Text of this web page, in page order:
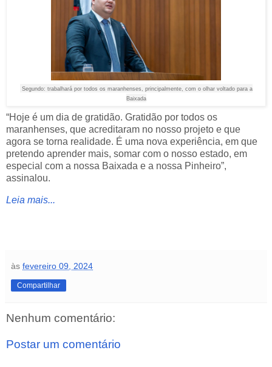
Segundo: trabalhará por todos os maranhenses, principalmente, com o olhar voltado para a
Baixada
“Hoje é um dia de gratidão. Gratidão por todos os
maranhenses, que acreditaram no nosso projeto e que
agora se torna realidade. É uma nova experiência, em que
pretendo aprender mais, somar com o nosso estado, em
especial com a nossa Baixada e a nossa Pinheiro”,
assinalou.
Leia mais...
às fevereiro 09, 2024
Compartilhar
Nenhum comentário:
Postar um comentário